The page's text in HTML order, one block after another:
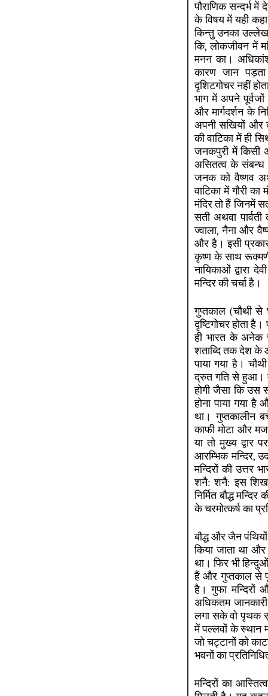
पौराणिक सन्दर्भ में
के विषय में यही
किन्तु उनका
कि, लोकजीवन में
मनन का।
कारण जान पड़ता
दृशिटगोचर नहीं
भाग में अपने
और मार्गदर्शन के
अपनी सखियों और
की वाटिका में ही
जनकपुरी में किसी
असितत्व के संबन्ध
जनक को वैष्णव
वाटिका में गौरी
मंदिर तो हैं जिनमें
सती अथवा
ज्वाला, नैना और
और है। इसी
कृष्ण के साथ
नायिकाओं द्वारा
मन्दिर की चर्चा है।
गुप्तकाल (चौथी से
दृष्टिगोचर होता
ही भारत के अनेक
शताब्दि तक देश के
पाया गया है।
द्रुत गति से हुआ।
होगी जैसा कि उस
होना पाया गया है
था। गुप्तकालीन
काफी मोटा और
या तो मुख्य द्वार
आरम्भिक मन्दिर,
मन्दिरों की उत्तर
शनै: शनै: इस शिखर
निर्मित बौद्ध
के चरमोत्कर्ष का
बौद्ध और जैन पंथियों
किया जाता था और
था। फिर भी
हैं और गुप्तकाल से
है। गुफा मन्दिरों
अधिकतम
लगा सके वो पृथक
में पल्लवों के स्थान
जो चट्टानों को
भवनों का
मन्दिरों का